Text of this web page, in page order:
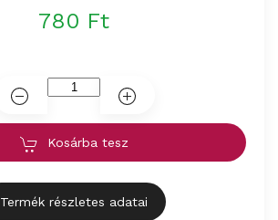
780 Ft
Kosárba tesz
Termék részletes adatai